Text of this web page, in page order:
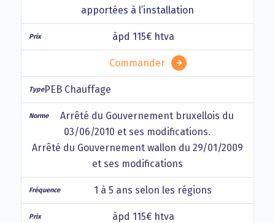
apportées à l’installation
àpd 115€ htva
Commander
PEB Chauffage
Arrêté du Gouvernement bruxellois du
03/06/2010 et ses modifications.
Arrêté du Gouvernement wallon du 29/01/2009
et ses modifications
1 à 5 ans selon les régions
àpd 115€ htva